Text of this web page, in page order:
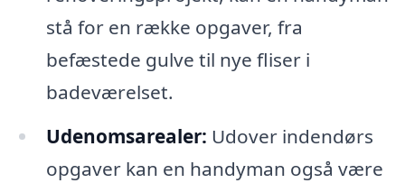
stå for en række opgaver, fra
befæstede gulve til nye fliser i
badeværelset.
Udenomsarealer: Udover indendørs
opgaver kan en handyman også være